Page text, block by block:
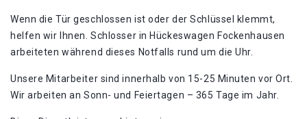
Wenn die Tür geschlossen ist oder der Schlüssel klemmt,
helfen wir Ihnen. Schlosser in Hückeswagen Fockenhausen
arbeiteten während dieses Notfalls rund um die Uhr.
Unsere Mitarbeiter sind innerhalb von 15-25 Minuten vor Ort.
Wir arbeiten an Sonn- und Feiertagen – 365 Tage im Jahr.